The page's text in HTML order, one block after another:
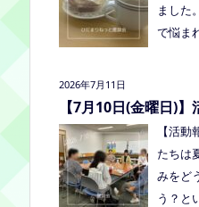
とお越
め切ら
まり
カーで
（高梁
月18日
ました
で悩ま
お近く
2026年7月11日
【7月10日(金曜日)
た
【活
たちは
みをど
う？と